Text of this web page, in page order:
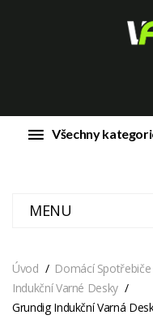
Všechny
MENU
Úvod Domácí Spotřebiče
Indukční Varné Desky
Grundig Indukční Varná